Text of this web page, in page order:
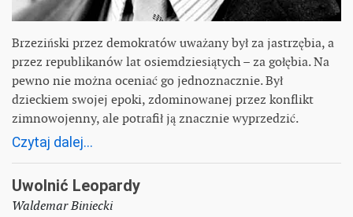
Brzeziński przez demokratów uważany był za jastrzębia, a
przez republikanów lat osiemdziesiątych – za gołębia. Na
pewno nie można oceniać go jednoznacznie. Był
dzieckiem swojej epoki, zdominowanej przez konflikt
zimnowojenny, ale potrafił ją znacznie wyprzedzić.
Czytaj dalej...
Uwolnić Leopardy
Waldemar Biniecki